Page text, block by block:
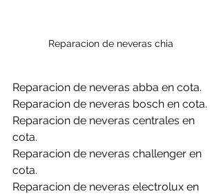
Reparacion de neveras chia
Reparacion de neveras abba en cota.
Reparacion de neveras bosch en cota.
Reparacion de neveras centrales en
cota.
Reparacion de neveras challenger en
cota.
Reparacion de neveras electrolux en